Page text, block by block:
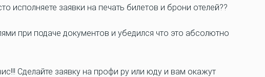
исполняете заявки на печать билетов и брони отелей??
при подаче документов и убедился что это абсолютно
Сделайте заявку на профи ру или юду и вам окажут